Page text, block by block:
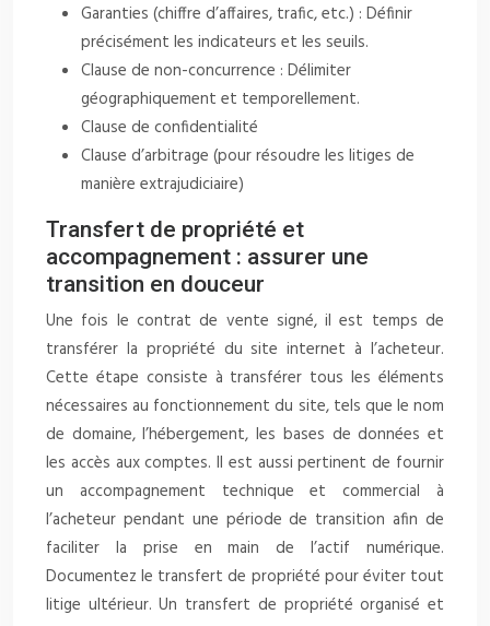
Garanties (chiffre d’affaires, trafic, etc.) : Définir
précisément les indicateurs et les seuils.
Clause de non-concurrence : Délimiter
géographiquement et temporellement.
Clause de confidentialité
Clause d’arbitrage (pour résoudre les litiges de
manière extrajudiciaire)
Transfert de propriété et
accompagnement : assurer une
transition en douceur
Une fois le contrat de vente signé, il est temps de
transférer la propriété du site internet à l’acheteur.
Cette étape consiste à transférer tous les éléments
nécessaires au fonctionnement du site, tels que le nom
de domaine, l’hébergement, les bases de données et
les accès aux comptes. Il est aussi pertinent de fournir
un accompagnement technique et commercial à
l’acheteur pendant une période de transition afin de
faciliter la prise en main de l’actif numérique.
Documentez le transfert de propriété pour éviter tout
litige ultérieur. Un transfert de propriété organisé et